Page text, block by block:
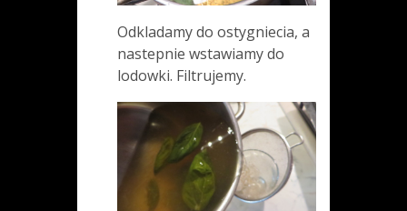
Odkladamy do ostygniecia, a
nastepnie wstawiamy do
lodowki. Filtrujemy.